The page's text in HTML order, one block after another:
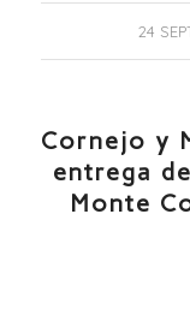
24
Cornejo y
entrega
Monte